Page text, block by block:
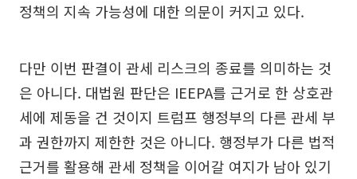
정책의 지속 가능성에 대한 의문이 커지고 있다.
다만 이번 판결이 관세 리스크의 종료를 의미하는 것
은 아니다. 대법원 판단은 IEEPA를 근거로 한 상호관
세에 제동을 건 것이지 트럼프 행정부의 다른 관세 부
과 권한까지 제한한 것은 아니다. 행정부가 다른 법적
근거를 활용해 관세 정책을 이어갈 여지가 남아 있기